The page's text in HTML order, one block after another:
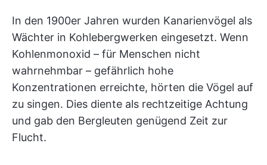
In den 1900er Jahren wurden Kanarienvögel als
Wächter in Kohlebergwerken eingesetzt. Wenn
Kohlenmonoxid – für Menschen nicht
wahrnehmbar – gefährlich hohe
Konzentrationen erreichte, hörten die Vögel auf
zu singen. Dies diente als rechtzeitige Achtung
und gab den Bergleuten genügend Zeit zur
Flucht.